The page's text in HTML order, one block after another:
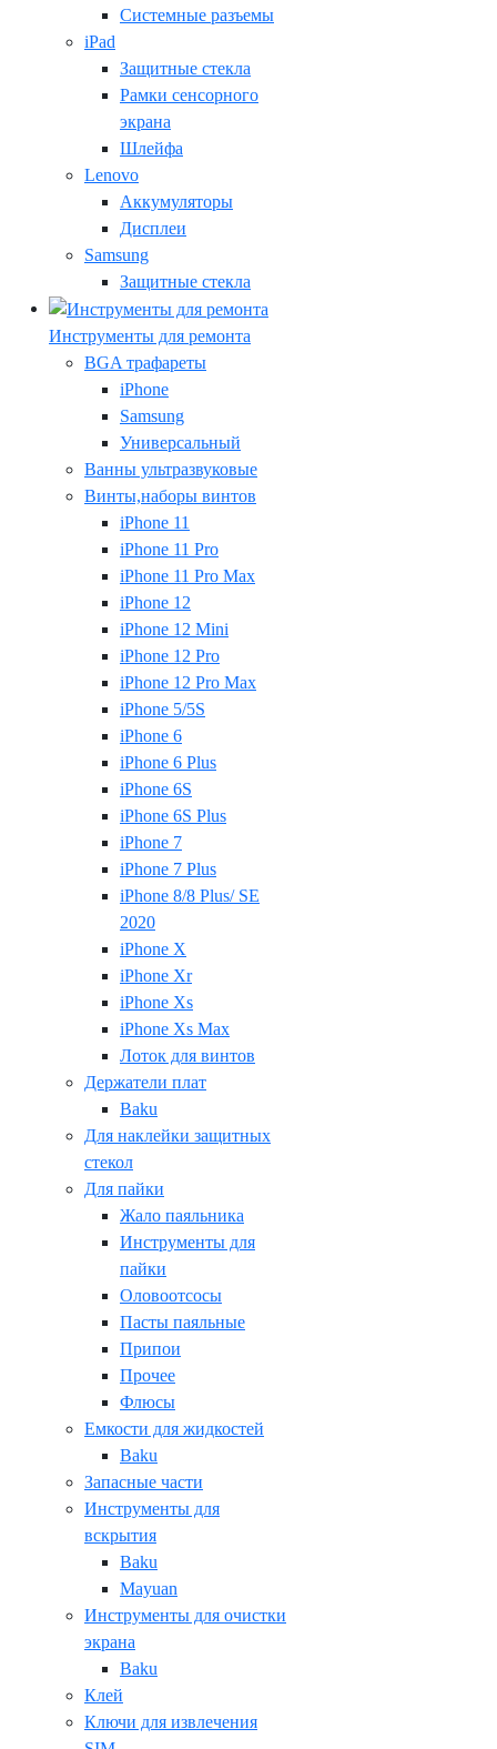
Системные разъемы
iPad
Защитные стекла
Рамки сенсорного
экрана
Шлейфа
Lenovo
Аккумуляторы
Дисплеи
Samsung
Защитные стекла
Инструменты для ремонта
BGA трафареты
iPhone
Samsung
Универсальный
Ванны ультразвуковые
Винты,наборы винтов
iPhone 11
iPhone 11 Pro
iPhone 11 Pro Max
iPhone 12
iPhone 12 Mini
iPhone 12 Pro
iPhone 12 Pro Max
iPhone 5/5S
iPhone 6
iPhone 6 Plus
iPhone 6S
iPhone 6S Plus
iPhone 7
iPhone 7 Plus
iPhone 8/8 Plus/ SE
2020
iPhone X
iPhone Xr
iPhone Xs
iPhone Xs Max
Лоток для винтов
Держатели плат
Baku
Для наклейки защитных
стекол
Для пайки
Жало паяльника
Инструменты для
пайки
Оловоотсосы
Пасты паяльные
Припои
Прочее
Флюсы
Емкости для жидкостей
Baku
Запасные части
Инструменты для
вскрытия
Baku
Mayuan
Инструменты для очистки
экрана
Baku
Клей
Ключи для извлечения